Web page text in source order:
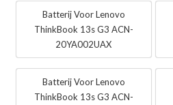
Batterij Voor Lenovo
ThinkBook 13s G3 ACN-
20YA002UAX
Batterij Voor Lenovo
ThinkBook 13s G3 ACN-